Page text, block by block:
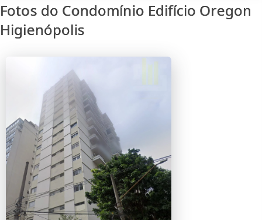
Fotos do Condomínio Edifício Oregon
Higienópolis